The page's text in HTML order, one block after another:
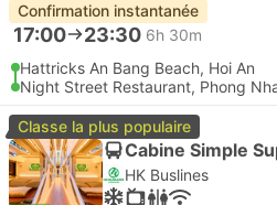
Confirmation instantanée
17:00 23:30 6h 30m
Hattricks An Bang Beach, Hoi An
Night Street Restaurant, Phong
Classe la plus populaire
Cabine Simple
HK Buslines